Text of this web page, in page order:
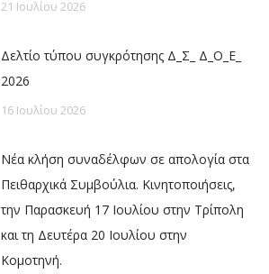
21 Ιουλίου 2026
Δελτίο τύπου συγκρότησης Δ_Σ_ Δ_Ο_Ε_
2026
16 Ιουλίου 2026
Νέα κλήση συναδέλφων σε απολογία στα
Πειθαρχικά Συμβούλια. Κινητοποιήσεις,
την Παρασκευή 17 Ιουλίου στην Τρίπολη
και τη Δευτέρα 20 Ιουλίου στην
Κομοτηνή.